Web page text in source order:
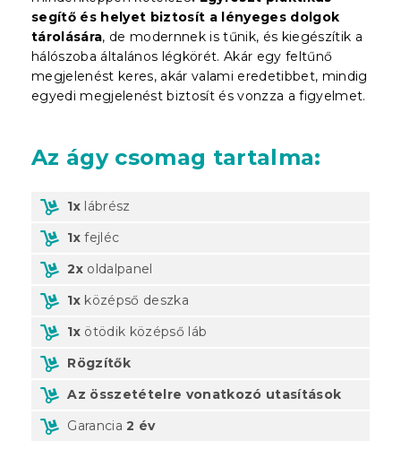
segítő és helyet biztosít a lényeges dolgok
tárolására, de modernnek is tűnik, és kiegészítik a
hálószoba általános légkörét. Akár egy feltűnő
megjelenést keres, akár valami eredetibbet, mindig
egyedi megjelenést biztosít és vonzza a figyelmet.
Az ágy csomag tartalma:
1x lábrész
1x fejléc
2x oldalpanel
1x középső deszka
1x ötödik középső láb
Rögzítők
Az összetételre vonatkozó utasítások
Garancia 2 év